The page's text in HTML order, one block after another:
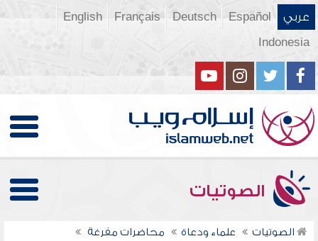
عربي Español
Deutsch
Français
English
Indonesia
الصوتيات
الصوتيات علماء ودعاة
محاضرات مفرغة